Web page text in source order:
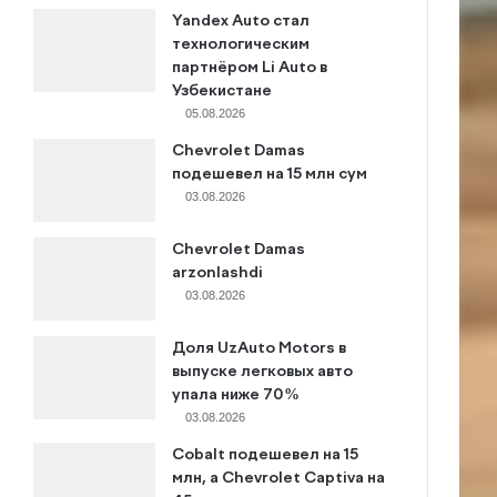
Yandex Auto стал
технологическим
партнёром Li Auto в
Узбекистане
05.08.2026
Chevrolet Damas
подешевел на 15 млн сум
03.08.2026
Chevrolet Damas
arzonlashdi
03.08.2026
Доля UzAuto Motors в
выпуске легковых авто
упала ниже 70%
03.08.2026
Cobalt подешевел на 15
млн, а Chevrolet Captiva на